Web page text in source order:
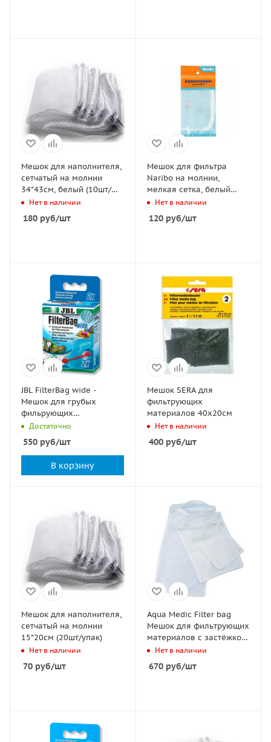
Мешок для наполнителя,
сетчатый на молнии
34*43см, белый (10шт/
упак)
Нет в наличии
180 руб/шт
Мешок для фильтра
Naribo на молнии,
мелкая сетка, белый
15х20см
Нет в наличии
120руб/шт
JBL FilterBag wide -
Мешок для грубых
фильрующих
материалов, 2 шт.
Достаточно
550 руб/шт
В корзину
Мешок SERA для
фильтрующих
материалов 40х20см
Нет в наличии
400руб/шт
Мешок для наполнителя,
сетчатый на молнии
15*20см (20шт/упак)
Нет в наличии
70 руб/шт
Aqua Medic Filter bag
Мешок для фильтрующих
материалов с застёжкой
22х30 см (2шт)
Нет в наличии
670руб/шт